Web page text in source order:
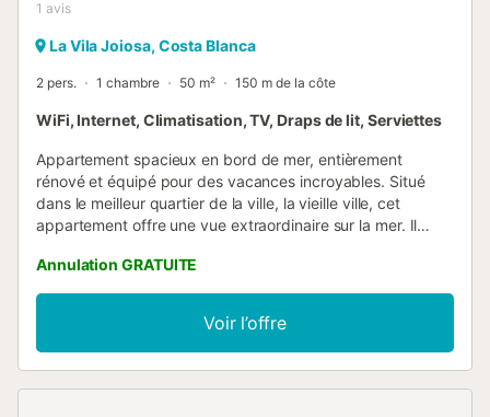
1 avis
La Vila Joiosa, Costa Blanca
2 pers. 1 chambre 50 m² 150 m de la côte
WiFi, Internet, Climatisation, TV, Draps de lit, Serviettes
Appartement spacieux en bord de mer, entièrement
rénové et équipé pour des vacances incroyables. Situé
dans le meilleur quartier de la ville, la vieille ville, cet
appartement offre une vue extraordinaire sur la mer. Il
l'immeuble. Cuisine entièrement équipée avec ustensiles
de base, lave-linge, four, cafetière et réfrigérateur. Le
salon avec TV donne sur le balcon où vous pourrez profiter
de la vue sur la mer. Une chaîne nordique et des chaînes
britanniques principales diffusées à la télévision. Parking
Annulation GRATUITE
Voir l’offre